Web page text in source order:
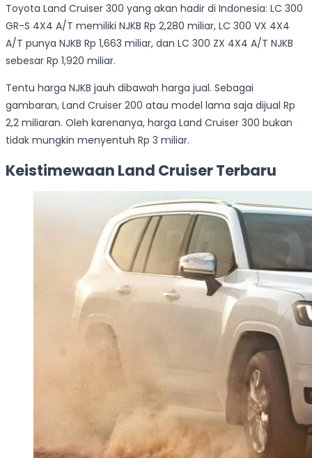
Toyota Land Cruiser 300 yang akan hadir di Indonesia: LC 300
GR-S 4X4 A/T memiliki NJKB Rp 2,280 miliar, LC 300 VX 4X4
A/T punya NJKB Rp 1,663 miliar, dan LC 300 ZX 4X4 A/T NJKB
sebesar Rp 1,920 miliar.
Tentu harga NJKB jauh dibawah harga jual. Sebagai
gambaran, Land Cruiser 200 atau model lama saja dijual Rp
2,2 miliaran. Oleh karenanya, harga Land Cruiser 300 bukan
tidak mungkin menyentuh Rp 3 miliar.
Keistimewaan Land Cruiser Terbaru